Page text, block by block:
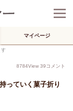
マイページ
す
8784View 39コメント
っていく菓子折り